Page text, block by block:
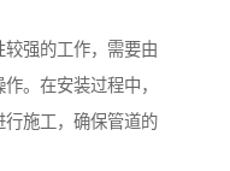
强的工作，需要由
。在安装过程中，
行施工，确保管道的